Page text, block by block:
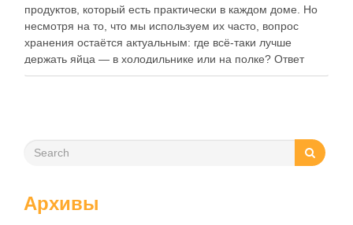
продуктов, который есть практически в каждом доме. Но
несмотря на то, что мы используем их часто, вопрос
хранения остаётся актуальным: где всё-таки лучше
держать яйца — в холодильнике или на полке? Ответ
зависит от нескольких факторов, включая температуру
Архивы